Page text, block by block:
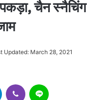
चैन स्नैचिंग
Updated: March 28, 2021
Telegram Viber